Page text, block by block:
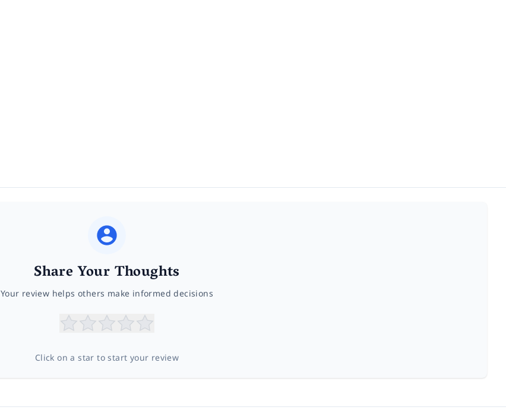
Share Your Thoughts
Your review helps others make informed decisions
Click on a star to start your review